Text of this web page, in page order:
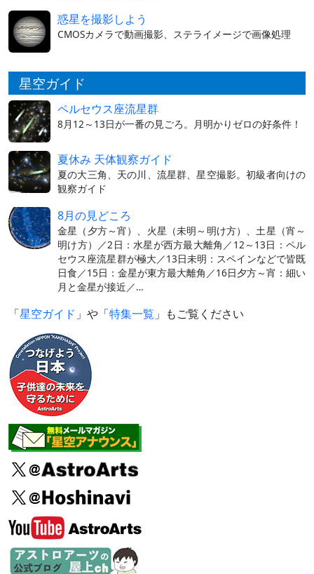
惑星を撮影しよう
CMOSカメラで動画撮影、ステライメージで画像処理
星空ガイド
ペルセウス座流星群
8月12～13日が一番の見ごろ。月明かりゼロの好条件！
夏休み 天体観察ガイド
夏の大三角、天の川、流星群、星空撮影。初級者向けの
観察ガイド
8月の見どころ
金星（夕方～宵）、火星（未明～明け方）、土星（宵～
明け方）／2日：水星が西方最大離角／12～13日：ペル
セウス座流星群が極大／13日未明：スペインなどで皆既
日食／15日：金星が東方最大離角／16日夕方～宵：細い
月と金星が接近／…
「星空ガイド 」や「特集一覧 」もご覧ください